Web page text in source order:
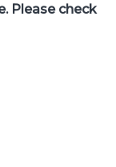
Please check